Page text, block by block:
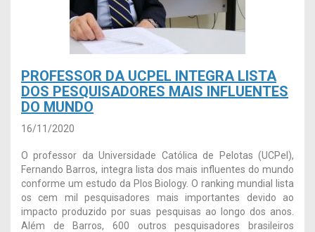
PROFESSOR DA UCPEL INTEGRA LISTA
DOS PESQUISADORES MAIS INFLUENTES
DO MUNDO
16/11/2020
O professor da Universidade Católica de Pelotas (UCPel),
Fernando Barros, integra lista dos mais influentes do mundo
conforme um estudo da Plos Biology. O ranking mundial lista
os cem mil pesquisadores mais importantes devido ao
impacto produzido por suas pesquisas ao longo dos anos.
Além de Barros, 600 outros pesquisadores brasileiros